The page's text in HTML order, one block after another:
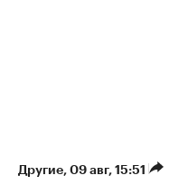
Другие 09 авг, 15:51